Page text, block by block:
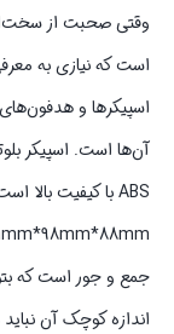
وقتی صحبت از
است که نیازی به
جمع و جور است که
اندازه کوچک آن